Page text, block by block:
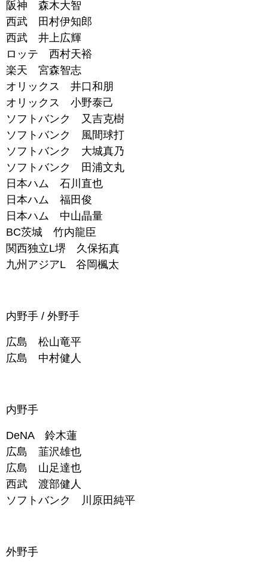
阪神 森木大智
西武 田村伊知郎
西武 井上広輝
ロッテ 西村天裕
楽天 宮森智志
オリックス 井口和朋
オリックス 小野泰己
ソフトバンク 又吉克樹
ソフトバンク 風間球打
ソフトバンク 大城真乃
ソフトバンク 田浦文丸
日本ハム 石川直也
日本ハム 福田俊
日本ハム 中山晶量
BC茨城 竹内龍臣
関西独立L堺 久保拓真
九州アジアL 谷岡楓太
内野手 / 外野手
広島 松山竜平
広島 中村健人
内野手
DeNA 鈴木蓮
広島 韮沢雄也
広島 山足達也
西武 渡部健人
ソフトバンク 川原田純平
外野手